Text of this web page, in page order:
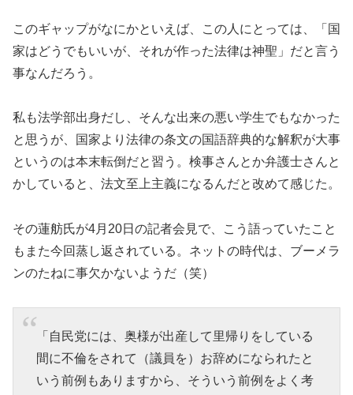
このギャップがなにかといえば、この人にとっては、「国
家はどうでもいいが、それが作った法律は神聖」だと言う
事なんだろう。
私も法学部出身だし、そんな出来の悪い学生でもなかった
と思うが、国家より法律の条文の国語辞典的な解釈が大事
というのは本末転倒だと習う。検事さんとか弁護士さんと
かしていると、法文至上主義になるんだと改めて感じた。
その蓮舫氏が4月20日の記者会見で、こう語っていたこと
もまた今回蒸し返されている。ネットの時代は、ブーメラ
ンのたねに事欠かないようだ（笑）
「自民党には、奥様が出産して里帰りをしている
間に不倫をされて（議員を）お辞めになられたと
いう前例もありますから、そういう前例をよく考